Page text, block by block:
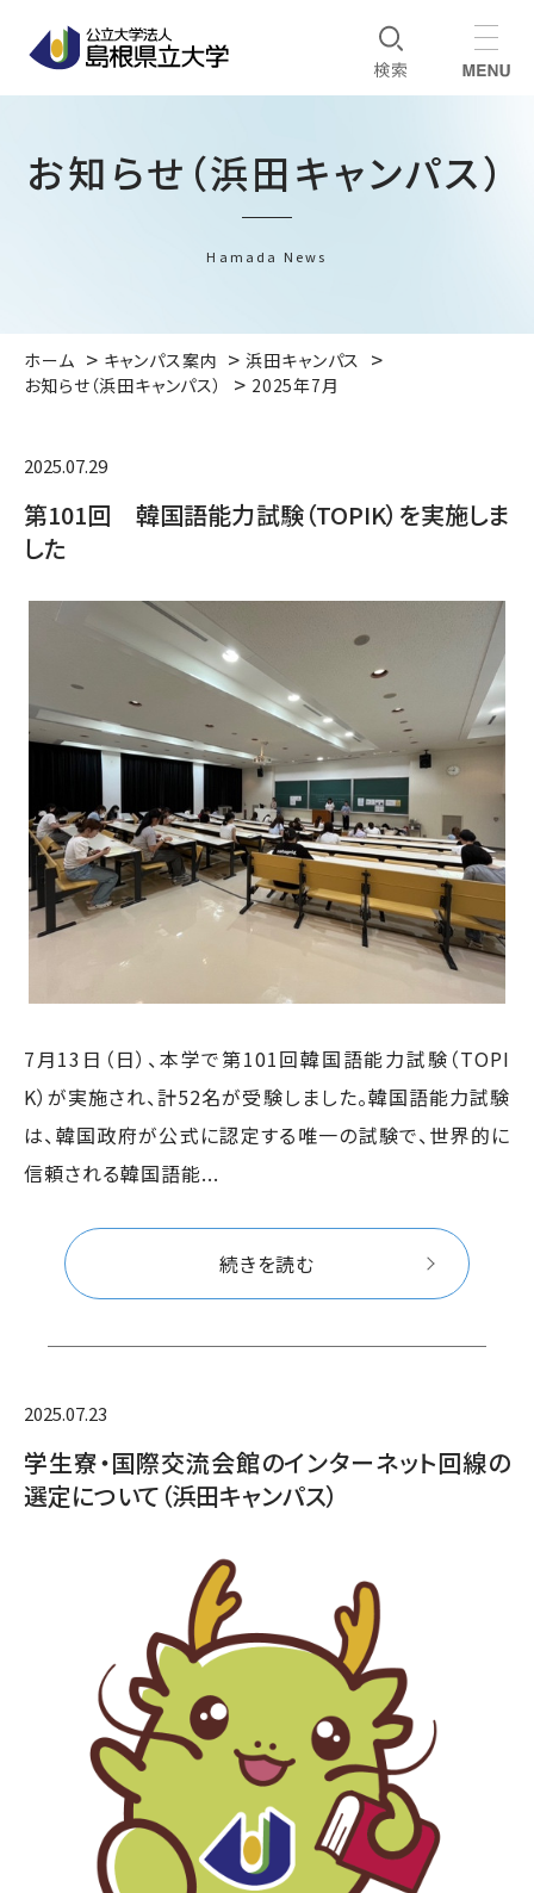
お知らせ（浜田キャンパス）
Hamada News
ホーム キャンパス案内
浜田キャンパス
お知らせ（浜田キャンパス）
2025年7月
2025.07.29
第101回 韓国語能力試験（TOPIK）を実施しま
した
7月13日（日）、本学で第101回韓国語能力試験（TOPI
K）が実施され、計52名が受験しました。韓国語能力試験
は、韓国政府が公式に認定する唯一の試験で、世界的に
信頼される韓国語能...
続きを読む
2025.07.23
学生寮・国際交流会館のインターネット回線の
選定について（浜田キャンパス）